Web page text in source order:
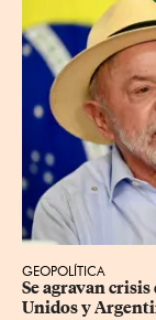
GEOPOLÍTICA
Se agravan
Unidos y